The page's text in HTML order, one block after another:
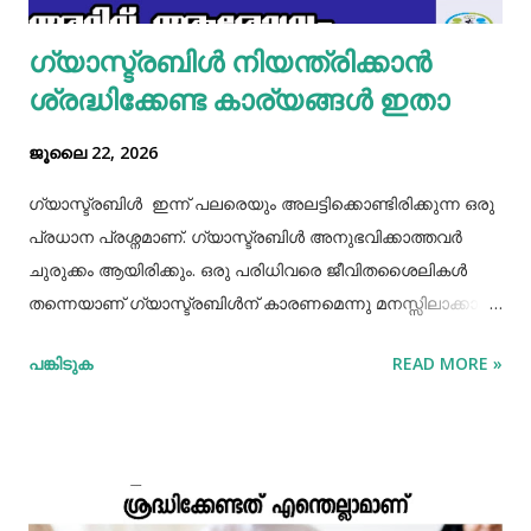
ഗ്യാസ്ട്രബിൾ നിയന്ത്രിക്കാൻ
ശ്രദ്ധിക്കേണ്ട കാര്യങ്ങൾ ഇതാ
ജൂലൈ 22, 2026
ഗ്യാസ്ട്രബിൾ ഇന്ന് പലരെയും അലട്ടിക്കൊണ്ടിരിക്കുന്ന ഒരു
പ്രധാന പ്രശ്നമാണ്. ഗ്യാസ്ട്രബിൾ അനുഭവിക്കാത്തവർ
ചുരുക്കം ആയിരിക്കും. ഒരു പരിധിവരെ ജീവിതശൈലികൾ
തന്നെയാണ് ഗ്യാസ്ട്രബിൾന് കാരണമെന്നു മനസ്സിലാക്കാം.
കഴിക്കൽ, ഭക്ഷണം ചവച്ചരച്ച് കഴിക്കാതിരിക്കൽ, വിശപ്പും
അറിയാൻ ക്ലിക്ക് ചെയ്യൂ 🔗 വയറ് വീർത്ത പ്രതീതിയാണ്
പങ്കിടുക READ MORE »